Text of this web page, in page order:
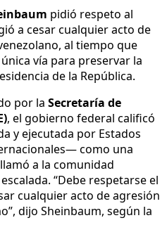
pidió respeto al
a cesar cualquier acto de
al tiempo que
vía para preservar la
de la República.
por la Secretaría de
, el gobierno federal calificó
y ejecutada por Estados
como una
a la comunidad
“Debe respetarse el
cualquier acto de agresión
dijo Sheinbaum, según la